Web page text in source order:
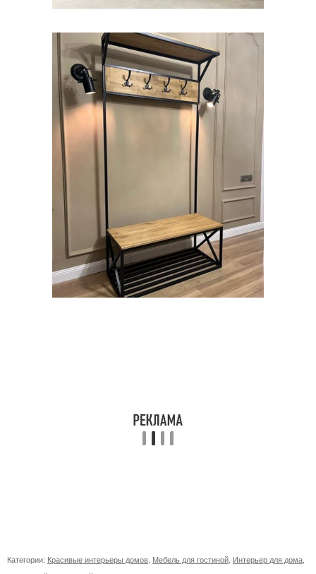
Категории: Красивые интерьеры домов Мебель для гостиной Интерьер для дома